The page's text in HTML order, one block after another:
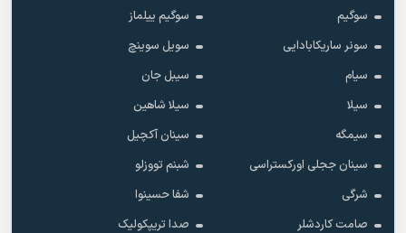
سوگیم
سوگیم ییلماز
سونر ساریکابادایی
سویل سوینچ
سیام
سیبل جان
سیلا
سیلا شاهین
سیمگه
سینان آکچیل
سینان ججلی اورکستراسی
شبنم تووزلو
شرگی
شفا حسینوا
صامت کاردشلر
صدا تریپکولیک